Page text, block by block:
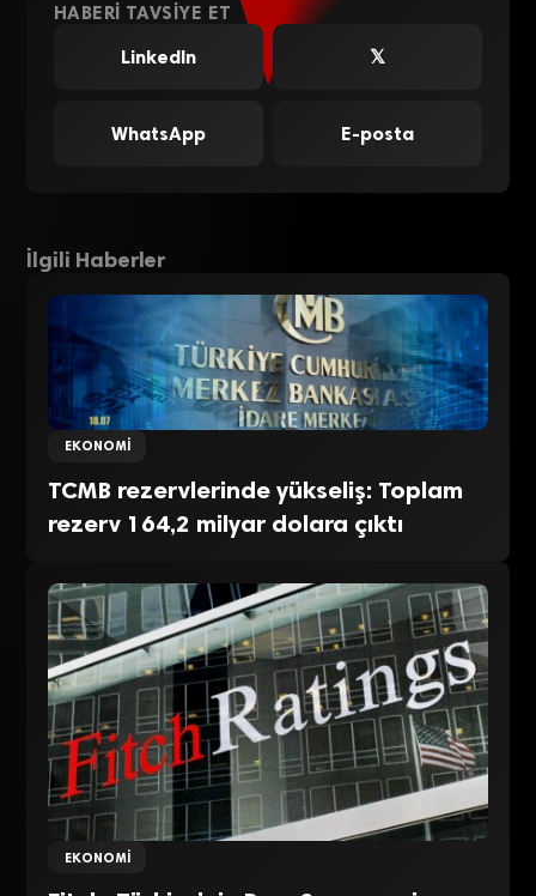
HABERI TAVSIYE ET
LinkedIn
𝕏
WhatsApp E-posta
İlgili Haberler
EKONOMI
TCMB rezervlerinde yükseliş: Toplam
rezerv 164,2 milyar dolara çıktı
EKONOMI